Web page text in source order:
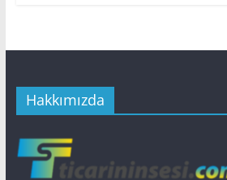
Hakkımızda